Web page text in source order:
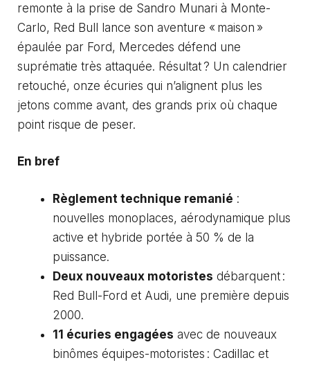
remonte à la prise de Sandro Munari à Monte-
Carlo, Red Bull lance son aventure « maison »
épaulée par Ford, Mercedes défend une
suprématie très attaquée. Résultat ? Un calendrier
retouché, onze écuries qui n’alignent plus les
jetons comme avant, des grands prix où chaque
point risque de peser.
En bref
Règlement technique remanié :
nouvelles monoplaces, aérodynamique plus
active et hybride portée à 50 % de la
puissance.
Deux nouveaux motoristes débarquent :
Red Bull-Ford et Audi, une première depuis
2000.
11 écuries engagées avec de nouveaux
binômes équipes-motoristes : Cadillac et